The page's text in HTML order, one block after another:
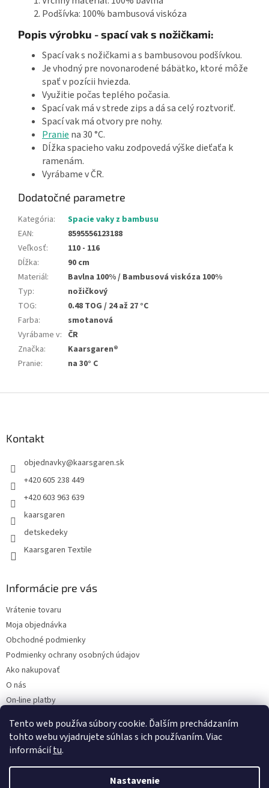
Tento web používa súbory cookie. Ďalším prechádzaním
tohto webu vyjadrujete súhlas s ich používaním. Viac
informáciítu.
Nastavenie
Podšívka: 100% bambusová viskóza
Popis výrobku - spací vak s nožičkami:
Spací vak s nožičkami a s bambusovou podšívkou.
Je vhodný pre novonarodené bábätko, ktoré môže
spať v pozícii hviezda.
Využitie počas teplého počasia.
Spací vak má v strede zips a dá sa celý roztvoriť.
Spací vak má otvory pre nohy.
Pranie na 30 °C.
Dĺžka spacieho vaku zodpovedá výške dieťaťa k
ramenám.
Vyrábame v ČR.
Dodatočné parametre
Kategória:
Spacie vaky z bambusu
EAN:
8595556123188
Veľkosť:
110 - 116
Dĺžka:
90 cm
Materiál:
Bavlna 100% / Bambusová viskóza 100%
Typ:
nožičkový
TOG:
0.48 TOG / 24 až 27 °C
Farba:
smotanová
Vyrábame v: ČR
Značka:
Kaarsgaren®
Pranie: na 30° C
Kontakt
objednavky@kaarsgaren.sk
+420 605 238 449
+420 603 963 639
kaarsgaren
detskedeky
Kaarsgaren Textile
Informácie pre vás
Vrátenie tovaru
Moja objednávka
Obchodné podmienky
Podmienky ochrany osobných údajov
Ako nakupovať
O nás
On-line platby
Čo dať do kočíka v zime?
Vytvoril Shoptet